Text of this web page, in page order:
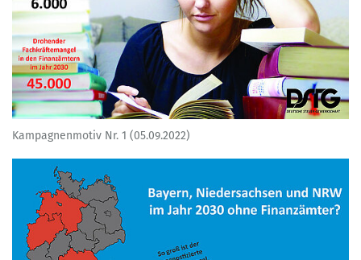
Kampagnenmotiv Nr. 1 (05.09.2022)